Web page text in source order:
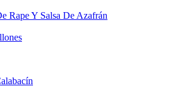
Rape Y Salsa De Azafrán